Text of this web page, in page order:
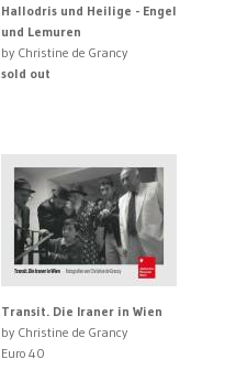
Hallodris und Heilige - Engel
und Lemuren
by Christine de Grancy
sold out
Transit. Die Iraner in Wien
by Christine de Grancy
Euro 40